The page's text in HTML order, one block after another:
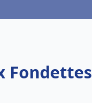
Fondettes